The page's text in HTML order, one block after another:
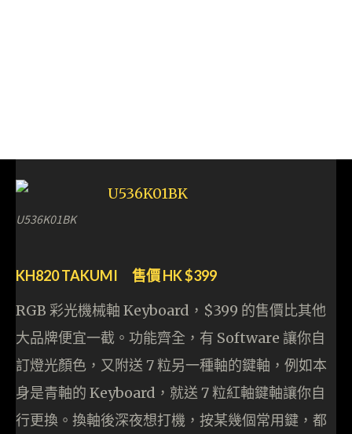
U536K01BK
KH820 TAKUMI 售價 HK $399
RGB 彩光機械軸 Keyboard，$399 的售價比其他
大品牌便宜一截。功能齊全，有 Software 讓你自
訂燈光顏色，又附送 7 粒另一種軸的鍵軸，例如本
身是青軸的 Keyboard，就送 7 粒紅軸鍵軸讓你自
行更換。換軸後深夜想打機，按某幾個常用鍵，都